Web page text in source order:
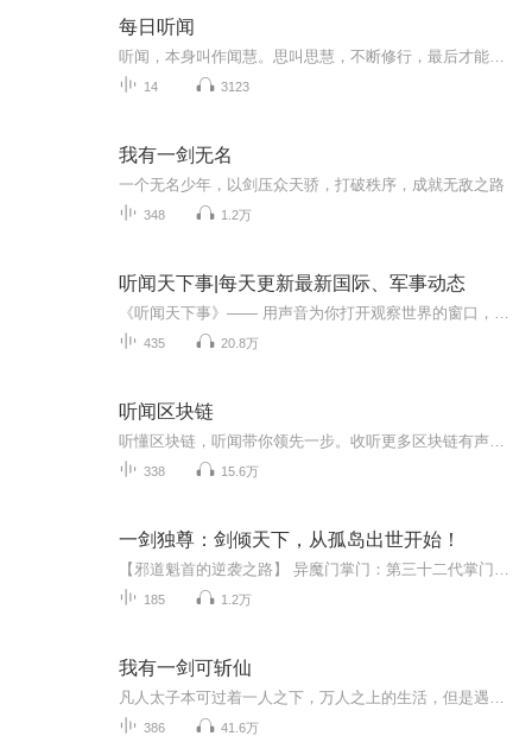
每日听闻
14 3123
我有一剑无名
一个无名少年，以剑压众天骄，打破秩序，成就无敌之路
348 1.2万
听闻天下事|每天更新最新国际、军事动态
435 20.8万
听闻区块链
338 15.6万
一剑独尊：剑倾天下，从孤岛出世开始！
185 1.2万
我有一剑可斩仙
386 41.6万